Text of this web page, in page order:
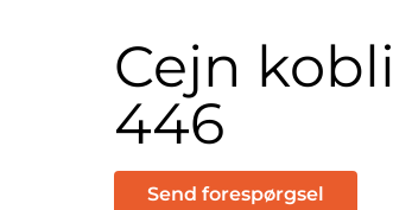
Cejn
446
Send forespørgsel